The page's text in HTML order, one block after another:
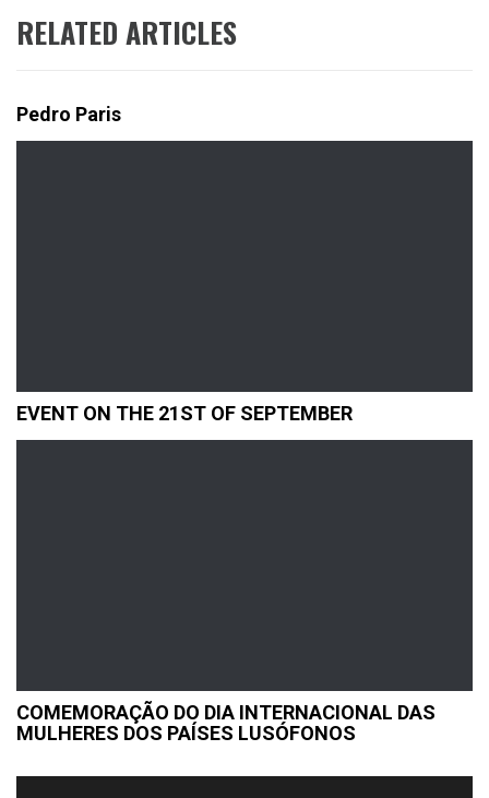
RELATED ARTICLES
Pedro Paris
EVENT ON THE 21ST OF SEPTEMBER
COMEMORAÇÃO DO DIA INTERNACIONAL DAS
MULHERES DOS PAÍSES LUSÓFONOS